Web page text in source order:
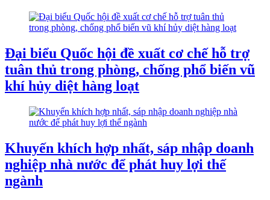
Đại biểu Quốc hội đề xuất cơ chế hỗ trợ
tuân thủ trong phòng, chống phổ biến vũ
khí hủy diệt hàng loạt
Khuyến khích hợp nhất, sáp nhập doanh
nghiệp nhà nước để phát huy lợi thế
ngành